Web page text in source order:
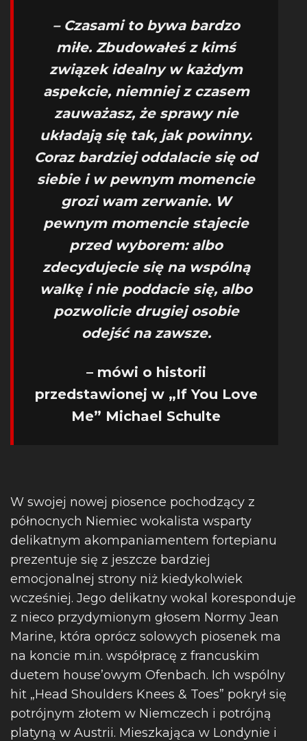
– Czasami to bywa bardzo
miłe. Zbudowałeś z kimś
związek idealny w każdym
aspekcie, niemniej z czasem
zauważasz, że sprawy nie
układają się tak, jak powinny.
Coraz bardziej oddalacie się od
siebie i w pewnym momencie
grozi wam zerwanie. W
pewnym momencie stajecie
przed wyborem: albo
zdecydujecie się na wspólną
walkę i nie poddacie się, albo
pozwolicie drugiej osobie
odejść na zawsze.
– mówi o historii
przedstawionej w „If You Love
Me” Michael Schulte
W swojej nowej piosence pochodzący z
północnych Niemiec wokalista wsparty
delikatnym akompaniamentem fortepianu
prezentuje się z jeszcze bardziej
emocjonalnej strony niż kiedykolwiek
wcześniej. Jego delikatny wokal koresponduje
z nieco przydymionym głosem Normy Jean
Marine, która oprócz solowych piosenek ma
na koncie m.in. współpracę z francuskim
duetem house’owym Ofenbach. Ich wspólny
hit „Head Shoulders Knees & Toes” pokrył się
potrójnym złotem w Niemczech i potrójną
platyną w Austrii. Mieszkająca w Londynie i